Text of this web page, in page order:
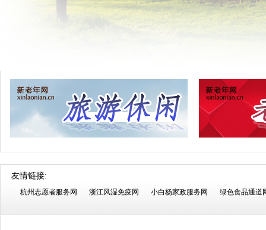
友情链接:
杭州志愿者服务网 浙江风湿免疫网 小白杨家政服务网 绿色食品通道